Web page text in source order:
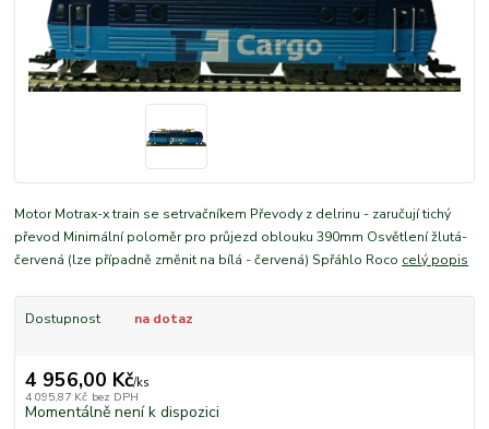
Motor Motrax-x train se setrvačníkem Převody z delrinu - zaručují tichý
převod Minimální poloměr pro průjezd oblouku 390mm Osvětlení žlutá-
červená (lze případně změnit na bílá - červená) Spřáhlo Roco celý popis
Dostupnost na dotaz
4 956,00 Kč/ks
4 095,87 Kč bez DPH
Momentálně není k dispozici